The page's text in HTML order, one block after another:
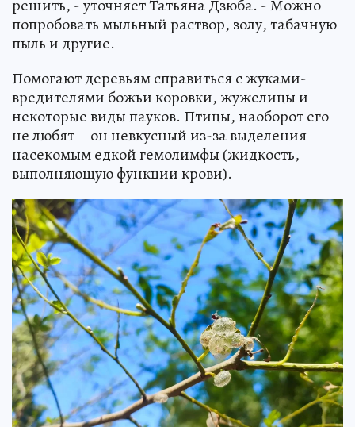
решить, - уточняет Татьяна Дзюба. - Можно
попробовать мыльный раствор, золу, табачную
пыль и другие.
Помогают деревьям справиться с жуками-
вредителями божьи коровки, жужелицы и
некоторые виды пауков. Птицы, наоборот его
не любят – он невкусный из-за выделения
насекомым едкой гемолимфы (жидкость,
выполняющую функции крови).